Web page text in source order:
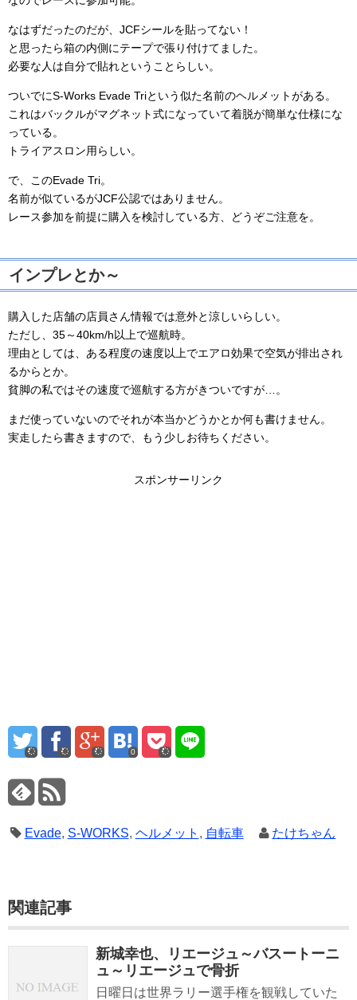
なはずだったのだが、JCFシールを貼ってない！
と思ったら箱の内側にテープで張り付けてました。
必要な人は自分で貼れということらしい。
ついでにS-Works Evade Triという似た名前のヘルメットがある。
これはバックルがマグネット式になっていて着脱が簡単な仕様にな
っている。
トライアスロン用らしい。
で、このEvade Tri。
名前が似ているがJCF公認ではありません。
レース参加を前提に購入を検討している方、どうぞご注意を。
インプレとか～
購入した店舗の店員さん情報では意外と涼しいらしい。
ただし、35～40km/h以上で巡航時。
理由としては、ある程度の速度以上でエアロ効果で空気が排出され
るからとか。
貧脚の私ではその速度で巡航する方がきついですが…。
まだ使っていないのでそれが本当かどうかとか何も書けません。
実走したら書きますので、もう少しお待ちください。
スポンサーリンク
0
Evade, S-WORKS, ヘルメット , 自転車 たけちゃん
関連記事
新城幸也、リエージュ～バスートーニ
ュ～リエージュで骨折
日曜日は世界ラリー選手権を観戦していた